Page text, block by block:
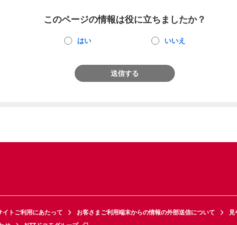
このページの情報は役に立ちましたか？
はい いいえ
送信する
イトご利用にあたって お客さまご利用端末からの情報の外部送信について
見